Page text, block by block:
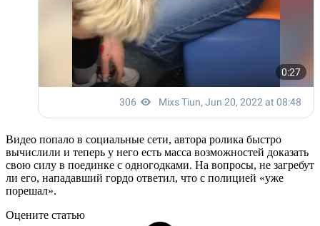
Видео попало в социальные сети, автора ролика быстро
вычислили и теперь у него есть масса возможностей доказать
свою силу в поединке с одногодками. На вопросы, не загребут
ли его, нападавший гордо ответил, что с полицией «уже
порешал».
Оцените статью